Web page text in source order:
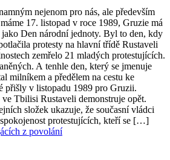
nejenom pro nás, ale především
17. listopad v roce 1989, Gruzie má
Den národní jednoty. Byl to den, kdy
protesty na hlavní třídě Rustaveli
zemřelo 21 mladých protestujících.
A tenhle den, který se jmenuje
milníkem a předělem na cestu ke
přišly v listopadu 1989 pro Gruzii.
Tbilisi Rustaveli demonstruje opět.
složek ukazuje, že současní vládci
protestujících, kteří se […]